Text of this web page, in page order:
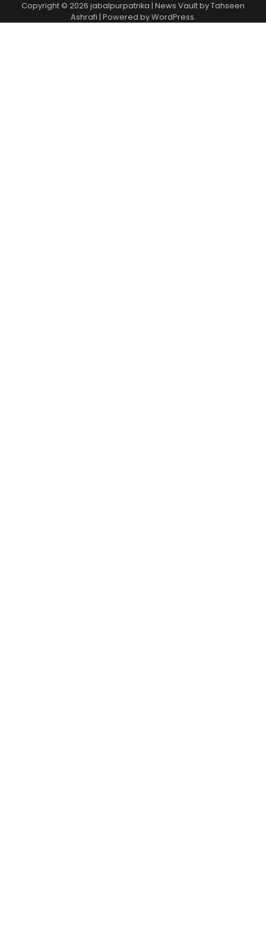
Copyright © 2026 jabalpurpatrika | News Vault byTahseen
Ashrafi | Powered byWordPress.